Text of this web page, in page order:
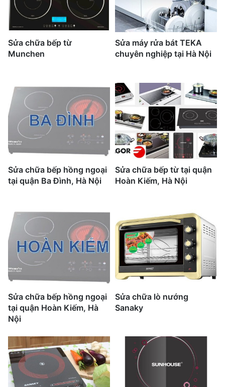
Sửa chữa bếp từ
Munchen
Sửa máy rửa bát TEKA
chuyên nghiệp tại Hà Nội
Sửa chữa bếp hồng ngoại
tại quận Ba Đình, Hà Nội
Sửa chữa bếp từ tại quận
Hoàn Kiếm, Hà Nội
Sửa chữa bếp hồng ngoại
tại quận Hoàn Kiếm, Hà
Nội
Sửa chữa lò nướng
Sanaky